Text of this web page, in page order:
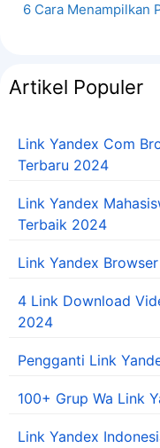
6 Cara Menampilkan
Artikel Populer
Link Yandex Com
Terbaru 2024
Link Yandex
Terbaik 2024
Link Yandex
4 Link Download
2024
Pengganti Link
100+ Grup Wa Link
Link Yandex